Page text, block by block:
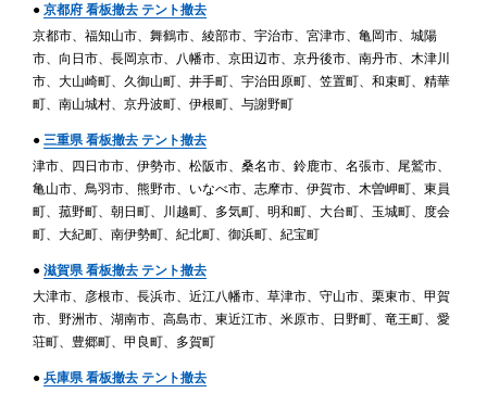
● 京都府 看板撤去 テント撤去
京都市、福知山市、舞鶴市、綾部市、宇治市、宮津市、亀岡市、城陽
市、向日市、長岡京市、八幡市、京田辺市、京丹後市、南丹市、木津川
市、大山崎町、久御山町、井手町、宇治田原町、笠置町、和束町、精華
町、南山城村、京丹波町、伊根町、与謝野町
● 三重県 看板撤去 テント撤去
津市、四日市市、伊勢市、松阪市、桑名市、鈴鹿市、名張市、尾鷲市、
亀山市、鳥羽市、熊野市、いなべ市、志摩市、伊賀市、木曽岬町、東員
町、菰野町、朝日町、川越町、多気町、明和町、大台町、玉城町、度会
町、大紀町、南伊勢町、紀北町、御浜町、紀宝町
● 滋賀県 看板撤去 テント撤去
大津市、彦根市、長浜市、近江八幡市、草津市、守山市、栗東市、甲賀
市、野洲市、湖南市、高島市、東近江市、米原市、日野町、竜王町、愛
荘町、豊郷町、甲良町、多賀町
● 兵庫県 看板撤去 テント撤去